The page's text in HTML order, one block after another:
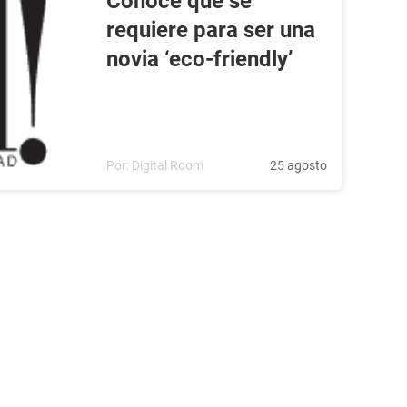
requiere para ser una
novia ‘eco-friendly’
Por: Digital Room 25 agosto